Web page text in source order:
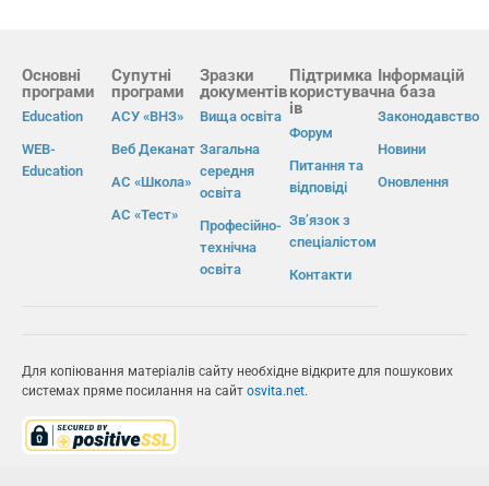
Основні
програми
Education
WEB-
Education
Супутні
програми
АСУ «ВНЗ»
Веб Деканат
АС «Школа»
АС «Тест»
Зразки
документів
Вища освіта
Загальна
середня
освіта
Професійно-
технічна
освіта
Підтримка
користувач
ів
Форум
Питання та
відповіді
Зв’язок з
спеціалістом
Контакти
Інформацій
на база
Законодавство
Новини
Оновлення
Для копіювання матеріалів сайту необхідне відкрите для пошукових
системах пряме посилання на сайт osvita.net.